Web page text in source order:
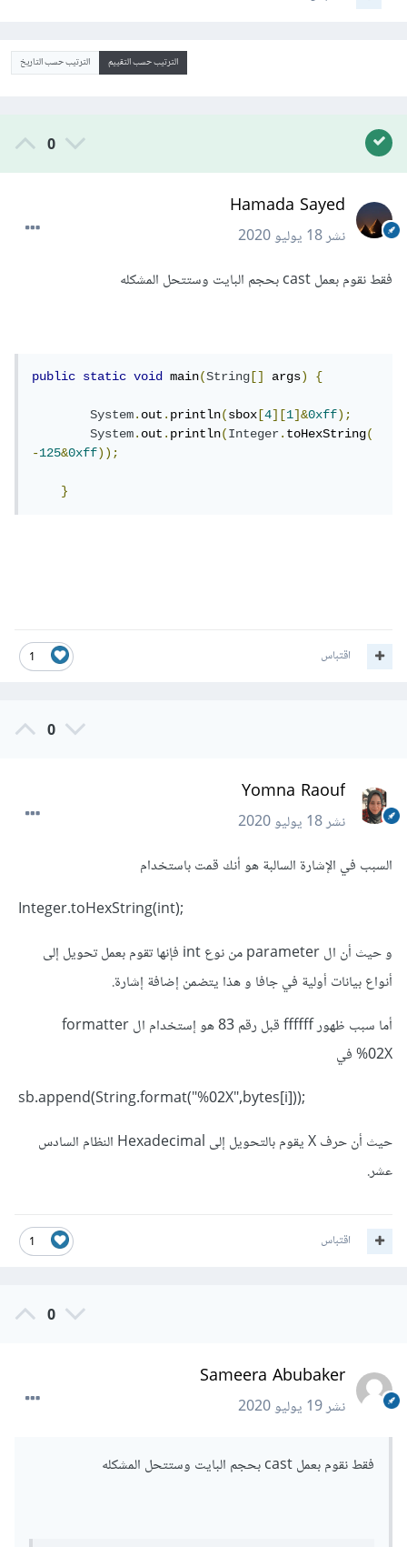
الترتيب حسب التقييم الترتيب حسب التاريخ
0
Hamada Sayed
نشر18 يوليو 2020
فقط نقوم بعمل cast بحجم البايت وستتحل المشكله
public static void main(String [] args) {
System.out.println(sbox [4][1]&0xff);
System.out.println(Integer.toHexString(
-125&0xff));
}
1 اقتباس
0
Yomna Raouf
نشر18 يوليو 2020
السبب في الإشارة السالبة هو أنك قمت باستخدام
;(Integer.toHexString(int
و حيث أن ال parameter من نوع int فإنها تقوم بعمل تحويل إلى
أنواع بيانات أولية في جافا و هذا يتضمن إضافة إشارة.
أما سبب ظهور ffffff قبل رقم 83 هو إستخدام ال formatter
%02X في
;(([sb.append(String.format("%02X",bytes[i
حيث أن حرف X يقوم بالتحويل إلى Hexadecimal النظام السادس
عشر.
1 اقتباس
0
Sameera Abubaker
نشر19 يوليو 2020
فقط نقوم بعمل cast بحجم البايت وستتحل المشكله